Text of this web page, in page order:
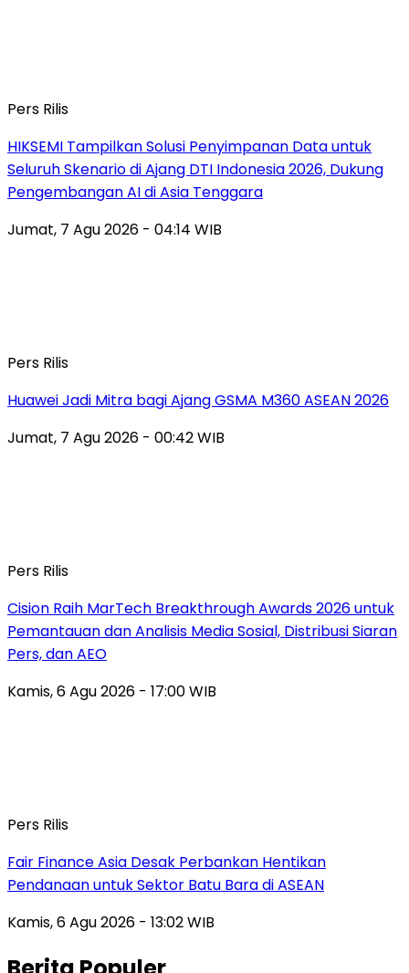
Pers Rilis
HIKSEMI Tampilkan Solusi Penyimpanan Data untuk
Seluruh Skenario di Ajang DTI Indonesia 2026, Dukung
Pengembangan AI di Asia Tenggara
Jumat, 7 Agu 2026 - 04:14 WIB
Pers Rilis
Huawei Jadi Mitra bagi Ajang GSMA M360 ASEAN 2026
Jumat, 7 Agu 2026 - 00:42 WIB
Pers Rilis
Cision Raih MarTech Breakthrough Awards 2026 untuk
Pemantauan dan Analisis Media Sosial, Distribusi Siaran
Pers, dan AEO
Kamis, 6 Agu 2026 - 17:00 WIB
Pers Rilis
Fair Finance Asia Desak Perbankan Hentikan
Pendanaan untuk Sektor Batu Bara di ASEAN
Kamis, 6 Agu 2026 - 13:02 WIB